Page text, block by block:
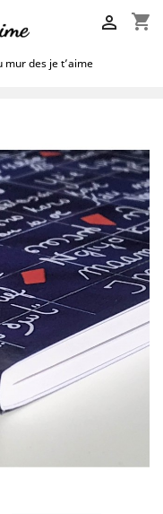
shopping_cart

mur des je t’aime